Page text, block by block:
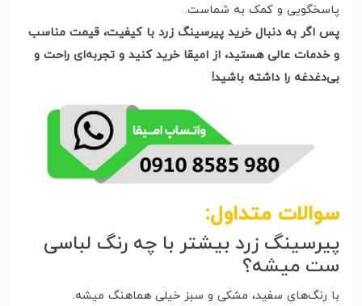
پاسخگویی و کمک به شماست.
پس اگر به دنبال خرید پیرسینگ زرد با کیفیت، قیمت مناسب
و خدمات عالی هستید، از امیقا خرید کنید و تجربه‌ای راحت و
بی‌دغدغه را داشته باشید!
سوالات متداول:
پیرسینگ زرد بیشتر با چه رنگ لباسی
ست میشه؟
با رنگ‌های سفید، مشکی و سبز خیلی هماهنگ میشه.